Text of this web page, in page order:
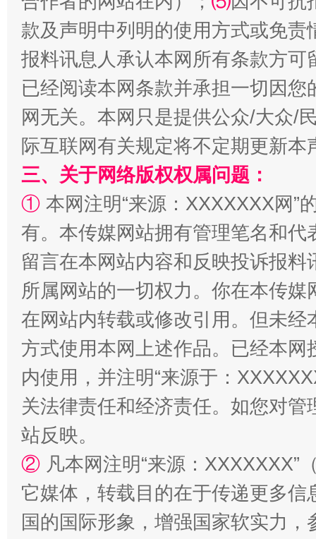
款及声明中列明的使用方式或免责
报料讯息人承认本网所有条款方
已经阅读本网条款并承担一切因
网无关。本网只是提供公众/大众/
际互联网有关规定将不定期更新本
三、关于网络版权权属问题：
① 本网注明“来源：XXXXXXX网”
有。本传媒网站拥有管理笔名和
留言在本网站内容和反映投诉报
所属网站的一切权力。你在本传
在网站内转载或修改引用。但未
方式使用本网上述作品。已经本
内使用，并注明“来源于：
关法律责任和经济责任。如您对
站反映。
② 凡本网注明“来源：
它媒体，转载目的在于传递更多
国的国际形象，增强国家软实力